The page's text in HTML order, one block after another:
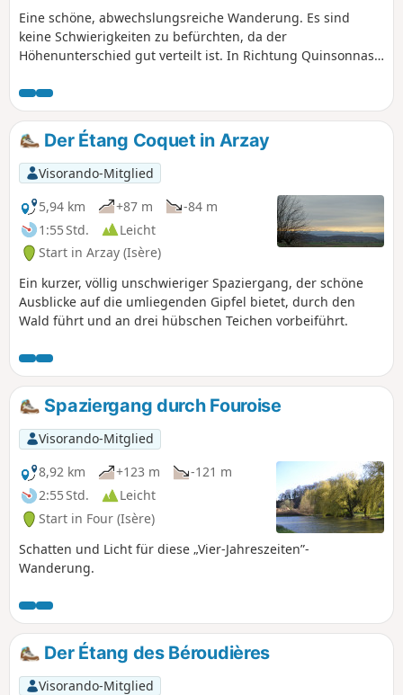
Eine schöne, abwechslungsreiche Wanderung. Es sind
keine Schwierigkeiten zu befürchten, da der
Höhenunterschied gut verteilt ist. In Richtung Quinsonnas
an drei interessanten Gebäuden vorbei: dem Schloss von
Quinsonnas, dem Anwesen von Fichaillon und der Kirche
von Vermelle. Als Sahnehäubchen wandern Sie durch das
charmante Tal des Baches Verneicu.
Der Étang Coquet in Arzay
Visorando-Mitglied
5,94 km
+87 m
-84 m
1:55 Std.
Leicht
Start in Arzay (Isère)
Ein kurzer, völlig unschwieriger Spaziergang, der schöne
Ausblicke auf die umliegenden Gipfel bietet, durch den
Wald führt und an drei hübschen Teichen vorbeiführt.
Spaziergang durch Fouroise
Visorando-Mitglied
8,92 km
+123 m
-121 m
2:55 Std.
Leicht
Start in Four (Isère)
Schatten und Licht für diese „Vier-Jahreszeiten”-
Wanderung.
Der Étang des Béroudières
Visorando-Mitglied